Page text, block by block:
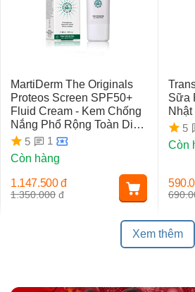
MartiDerm The Originals
Proteos Screen SPF50+
Fluid Cream - Kem Chống
Nắng Phổ Rộng Toàn Diện
Ngừa Lão Hóa, Nám Da
5
1
Còn hàng
1.350.000 đ
1.147.500 đ
Sữa
Nhật
5
Còn
Xem thêm